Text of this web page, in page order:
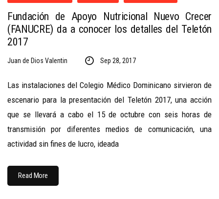
Fundación de Apoyo Nutricional Nuevo Crecer
(FANUCRE) da a conocer los detalles del Teletón
2017
Juan de Dios Valentin Sep 28, 2017
Las instalaciones del Colegio Médico Dominicano sirvieron de
escenario para la presentación del Teletón 2017, una acción
que se llevará a cabo el 15 de octubre con seis horas de
transmisión por diferentes medios de comunicación, una
actividad sin fines de lucro, ideada
Read More